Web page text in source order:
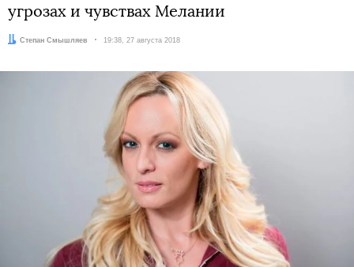
угрозах и чувствах Мелании
Автор:
Степан Смышляев Дата:
19:38, 27 августа 2018